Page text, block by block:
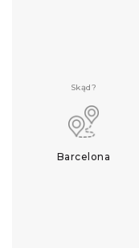
Skąd?
Barcelona